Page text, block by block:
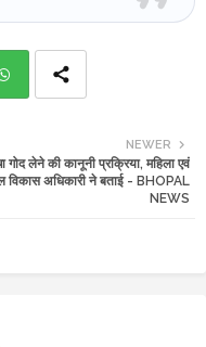
NEWER
गोद लेने की कानूनी प्रक्रिया, महिला एवं
विकास अधिकारी ने बताई - BHOPAL
NEWS